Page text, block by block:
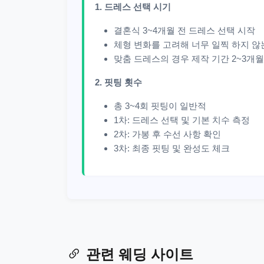
1. 드레스 선택 시기
결혼식 3~4개월 전 드레스 선택 시작
체형 변화를 고려해 너무 일찍 하지 않
맞춤 드레스의 경우 제작 기간 2~3개
2. 핏팅 횟수
총 3~4회 핏팅이 일반적
1차: 드레스 선택 및 기본 치수 측정
2차: 가봉 후 수선 사항 확인
3차: 최종 핏팅 및 완성도 체크
관련 웨딩 사이트